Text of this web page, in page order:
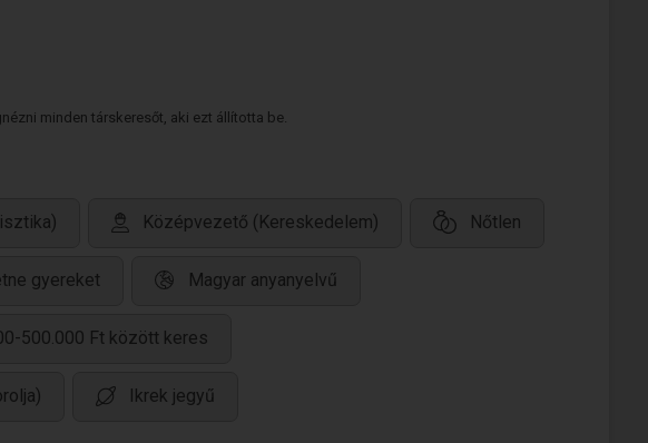
minden társkeresőt, aki ezt állította be.
Középvezető (Kereskedelem) Nőtlen
gyereket Magyar anyanyelvű
500.000 Ft között keres
Ikrek jegyű